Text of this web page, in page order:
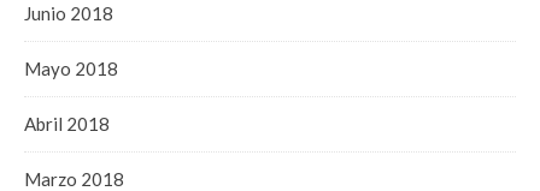
Junio 2018
Mayo 2018
Abril 2018
Marzo 2018